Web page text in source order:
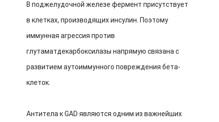
В поджелудочной железе фермент присутствует
в клетках, производящих инсулин. Поэтому
иммунная агрессия против
глутаматдекарбоксилазы напрямую связана с
развитием аутоиммунного повреждения бета-
клеток.
Антитела к GAD являются одним из важнейших